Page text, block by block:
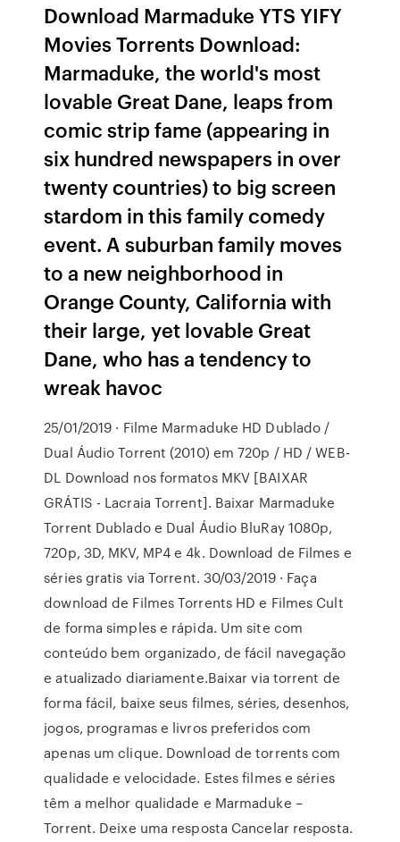
Download Marmaduke YTS YIFY
Movies Torrents Download:
Marmaduke, the world's most
lovable Great Dane, leaps from
comic strip fame (appearing in
six hundred newspapers in over
twenty countries) to big screen
stardom in this family comedy
event. A suburban family moves
to a new neighborhood in
Orange County, California with
their large, yet lovable Great
Dane, who has a tendency to
wreak havoc
25/01/2019 · Filme Marmaduke HD Dublado /
Dual Áudio Torrent (2010) em 720p / HD / WEB-
DL Download nos formatos MKV [BAIXAR
GRÁTIS - Lacraia Torrent]. Baixar Marmaduke
Torrent Dublado e Dual Áudio BluRay 1080p,
720p, 3D, MKV, MP4 e 4k. Download de Filmes e
séries gratis via Torrent. 30/03/2019 · Faça
download de Filmes Torrents HD e Filmes Cult
de forma simples e rápida. Um site com
conteúdo bem organizado, de fácil navegação
e atualizado diariamente.Baixar via torrent de
forma fácil, baixe seus filmes, séries, desenhos,
jogos, programas e livros preferidos com
apenas um clique. Download de torrents com
qualidade e velocidade. Estes filmes e séries
têm a melhor qualidade e Marmaduke –
Torrent. Deixe uma resposta Cancelar resposta.